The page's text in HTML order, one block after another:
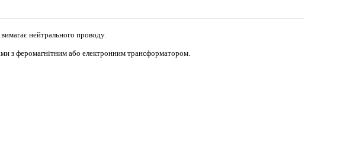
нейтрального проводу.
з феромагнітним або електронним трансформатором.